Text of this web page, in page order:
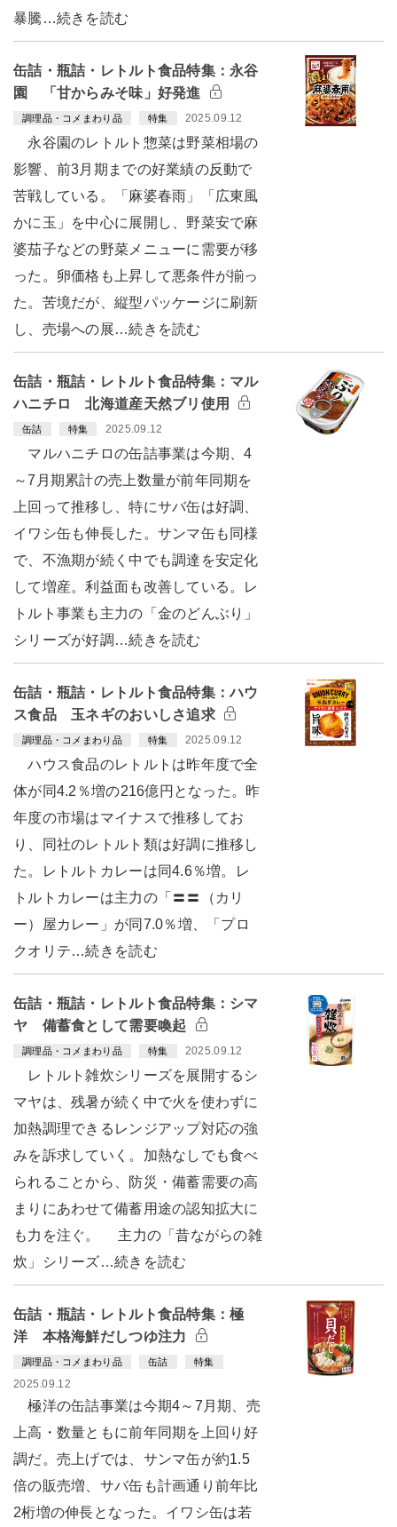
暴騰…続きを読む
缶詰・瓶詰・レトルト食品特集：永谷
園 「甘からみそ味」好発進
調理品・コメまわり品 特集 2025.09.12
永谷園のレトルト惣菜は野菜相場の
影響、前3月期までの好業績の反動で
苦戦している。「麻婆春雨」「広東風
かに玉」を中心に展開し、野菜安で麻
婆茄子などの野菜メニューに需要が移
った。卵価格も上昇して悪条件が揃っ
た。苦境だが、縦型パッケージに刷新
し、売場への展…続きを読む
缶詰・瓶詰・レトルト食品特集：マル
ハニチロ 北海道産天然ブリ使用
缶詰 特集 2025.09.12
マルハニチロの缶詰事業は今期、4
～7月期累計の売上数量が前年同期を
上回って推移し、特にサバ缶は好調、
イワシ缶も伸長した。サンマ缶も同様
で、不漁期が続く中でも調達を安定化
して増産。利益面も改善している。レ
トルト事業も主力の「金のどんぶり」
シリーズが好調…続きを読む
缶詰・瓶詰・レトルト食品特集：ハウ
ス食品 玉ネギのおいしさ追求
調理品・コメまわり品 特集 2025.09.12
ハウス食品のレトルトは昨年度で全
体が同4.2％増の216億円となった。昨
年度の市場はマイナスで推移してお
り、同社のレトルト類は好調に推移し
た。レトルトカレーは同4.6％増。レ
トルトカレーは主力の「〓〓（カリ
ー）屋カレー」が同7.0％増、「プロ
クオリテ…続きを読む
缶詰・瓶詰・レトルト食品特集：シマ
ヤ 備蓄食として需要喚起
調理品・コメまわり品 特集 2025.09.12
レトルト雑炊シリーズを展開するシ
マヤは、残暑が続く中で火を使わずに
加熱調理できるレンジアップ対応の強
みを訴求していく。加熱なしでも食べ
られることから、防災・備蓄需要の高
まりにあわせて備蓄用途の認知拡大に
も力を注ぐ。 主力の「昔ながらの雑
炊」シリーズ…続きを読む
缶詰・瓶詰・レトルト食品特集：極
洋 本格海鮮だしつゆ注力
調理品・コメまわり品 缶詰 特集
2025.09.12
極洋の缶詰事業は今期4～7月期、売
上高・数量ともに前年同期を上回り好
調だ。売上げでは、サンマ缶が約1.5
倍の販売増、サバ缶も計画通り前年比
2桁増の伸長となった。イワシ缶は若